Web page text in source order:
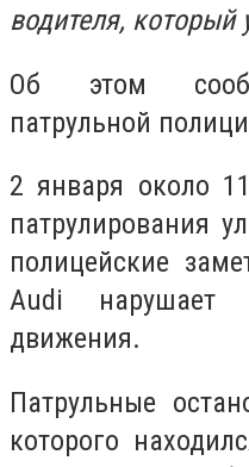
водителя, который
Об этом
патрульной
2 января около
патрулирования
полицейские
Audi нарушает
движения.
Патрульные
которого